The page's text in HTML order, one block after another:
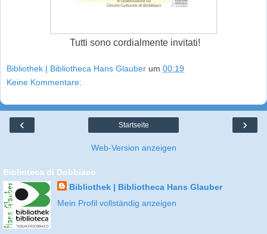
Tutti sono cordialmente invitati!
Bibliothek | Bibliotheca Hans Glauber um 00:19
Keine Kommentare:
‹ ›
Startseite
Web-Version anzeigen
Biblioteca di Dobbiaco
Bibliothek | Bibliotheca Hans Glauber
Mein Profil vollständig anzeigen